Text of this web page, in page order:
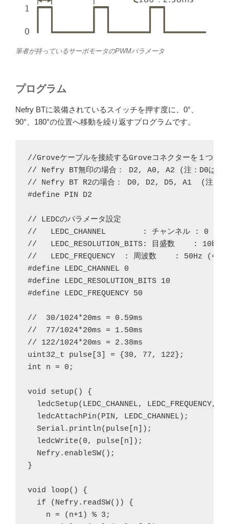
筆者が持っているサーボモータのPWMパラメータ
プログラム
Nefry BTに装備されているスイッチを押す度に、0°、
90°、180°の位置へ移動を繰り返すプログラムです。
//Groveケーブルを接続するGroveコネクターを１つ選
// Nefry BT無印の場合： D2, A0, A2 (注：D0は使
// Nefry BT R2の場合： D0, D2, D5, A1  (注：A0
#define PIN D2
// LEDCのパラメータ設定
//   LEDC_CHANNEL        : チャンネル : 0
//   LEDC_RESOLUTION_BITS: 目盛数    : 10bit
//   LEDC_FREQUENCY  : 周波数    : 50Hz (=
#define LEDC_CHANNEL 0
#define LEDC_RESOLUTION_BITS 10
#define LEDC_FREQUENCY 50
//  30/1024*20ms = 0.59ms
//  77/1024*20ms = 1.50ms
// 122/1024*20ms = 2.38ms
uint32_t pulse[3] = {30, 77, 122};
int n = 0;
void setup() {
ledcSetup(LEDC_CHANNEL, LEDC_FREQUENCY,
  ledcAttachPin(PIN, LEDC_CHANNEL);
  Serial.println(pulse[n]);
  ledcWrite(0, pulse[n]);
  Nefry.enableSW();
}
void loop() {
  if (Nefry.readSW()) {
    n = (n+1) % 3;